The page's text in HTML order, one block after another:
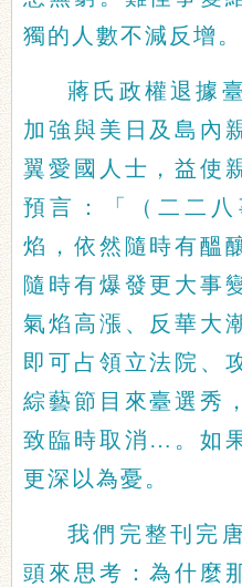
獨的人數不減反增。
蔣氏政權退據
加強與美日及島內
翼愛國人士，益使
預言：「（二二
焰，依然隨時有醞
隨時有爆發更大事
氣焰高漲、反華大
即可占領立法院、
綜藝節目來臺選秀
致臨時取消…。如
更深以為憂。
我們完整刊完
頭來思考：為什麼